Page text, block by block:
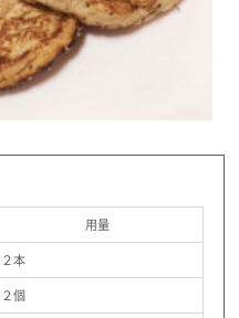
用量
２本
２個